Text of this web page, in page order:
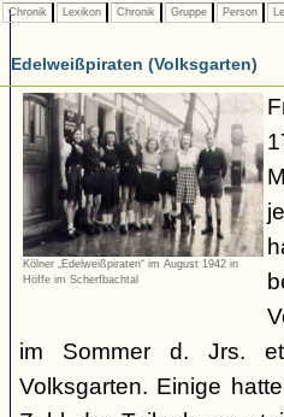
Chronik Lexikon Chronik Gruppe Person
Edelweißpiraten (Volksgarten)
Kölner „Edelweißpiraten“ im August 1942 in
Höffe im Scherfbachtal
im Sommer d. Jrs.
Volksgarten. Einige